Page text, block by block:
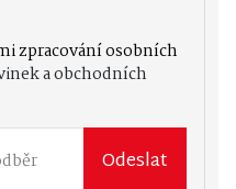
zpracování osobních
a obchodních
Odeslat